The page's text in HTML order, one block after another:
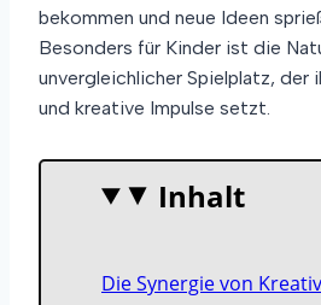
bekommen und neue Ideen
Besonders für Kinder ist die
unvergleichlicher Spielplatz, der
und kreative Impulse setzt.
▶ Inhalt
Die Synergie von